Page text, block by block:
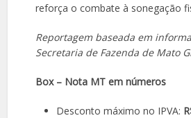
reforça o combate à sonegação
Reportagem baseada em
Secretaria de Fazenda de Mato
Box – Nota MT em números
Desconto máximo no IPVA: